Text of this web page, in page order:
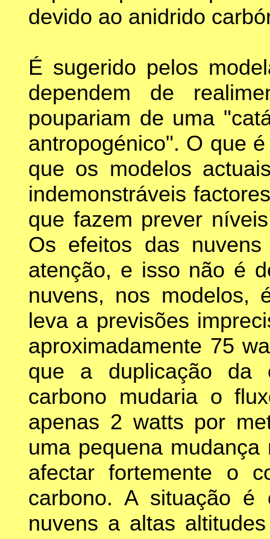
devido ao anidrido
É sugerido pelos
dependem de
poupariam de uma
antropogénico". O que
que os modelos
indemonstráveis
que fazem prever
Os efeitos das
atenção, e isso não é
nuvens, nos modelos,
leva a previsões
aproximadamente 75
que a duplicação da
carbono mudaria o
apenas 2 watts por
uma pequena
afectar fortemente o
carbono. A situação é
nuvens a altas